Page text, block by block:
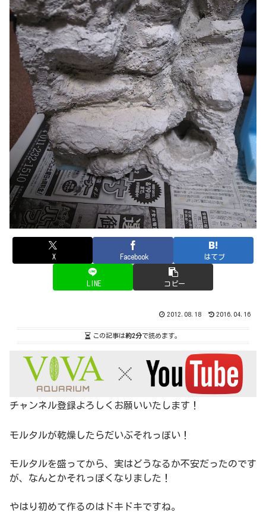
X Facebook はてブ
LINE コピー
2012.08.18 2016.04.16
この記事は約2分で読めます。
チャンネル登録よろしくお願いいたします！
モルタルが乾燥したらだいぶそれっぽい！
モルタルを盛ってから、実はどうなるか不安だったのです
が、なんとかそれっぽくなりました！
やはり初めて作るのはドキドキですね。